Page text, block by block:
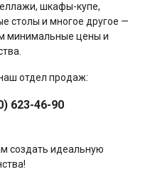
шкафы-купе,
столы и многое другое —
минимальные цены и
отдел продаж:
623-46-90
создать идеальную